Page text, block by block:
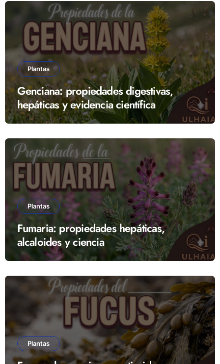
Plantas
Genciana: propiedades digestivas,
hepáticas y evidencia científica
Plantas
Fumaria: propiedades hepáticas,
alcaloides y ciencia
Plantas